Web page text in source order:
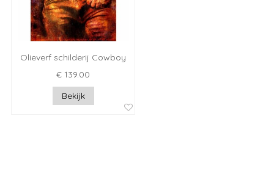
Olieverf schilderij Cowboy
€ 139.00
Bekijk